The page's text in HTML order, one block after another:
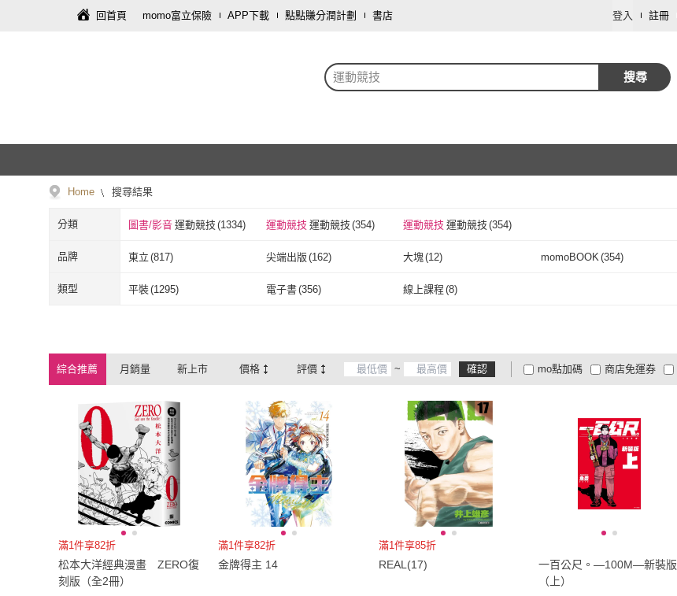
回首頁 momo富立保險 APP下載 點點賺分潤計劃 書店 登入 註冊
運動競技 搜尋
Home 搜尋結果
分類 圖書/影音 運動競技 (1334) 運動競技 運動競技 (354) 運動競技 運動競技 (354)
品牌 東立 (817) 尖端出版 (162) 大塊 (12) momoBOOK (354)
聯經(2 ) 台灣角川(63 晨星(3)
東立(817 尖端出版 大塊(
時報文化(12) 好人(2) 蓋亞(1) 康軒(1)
取消
類型 平裝(1295) 電子書(356) 線上課程 (8)
綜合推薦 月銷量 新上市 價格 評價 ~ 確認 mo點加碼
大家電安心配
大家電快配
商店免運券
及以上 3 及以上
滿1件享82折
松本大洋經典漫畫 ZERO復
刻版（全2冊）
滿1件享82折
金牌得主 14
滿1件享85折
REAL(17)
一百公尺。—100M—新裝版
（上）